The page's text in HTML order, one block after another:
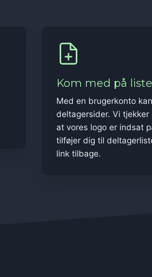
Kom med på
Med en brugerkonto
deltagersider. Vi
at vores logo er indsat
tilføjer dig til
link tilbage.